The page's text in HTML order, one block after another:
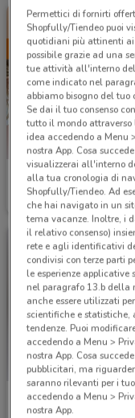
Ottica VistaSì
Scade il 30/09
Conforama
Permettici di fornirti
Shopfully/Tiendeo puoi
quotidiani più attinenti
possibile grazie ad una
tue attività all'interno
come indicato nel
abbiamo bisogno del
Se dai il tuo consenso
tutto il mondo attraverso
idea accedendo a Menu
nostra App. Cosa
visualizzerai all'interno
alla tua cronologia di
Shopfully/Tiendeo. Ad
che hai navigato in un
tema vacanze. Inoltre, i
il relativo consenso)
rete e agli identificativi
condivisi con terze parti
le esperienze
nel paragrafo 13.b della
anche essere utilizzati
scientifiche e statistiche,
tendenze. Puoi
accedendo a Menu >
nostra App. Cosa
pubblicitari, ma
saranno rilevanti per i
accedendo a Menu >
nostra App.